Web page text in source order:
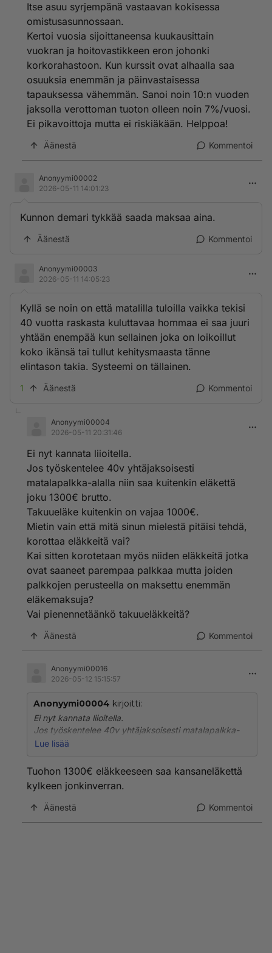
Itse asuu syrjempänä vastaavan kokisessa
omistusasunnossaan.
Kertoi vuosia sijoittaneensa kuukausittain
vuokran ja hoitovastikkeen eron johonki
korkorahastoon. Kun kurssit ovat alhaalla saa
osuuksia enemmän ja päinvastaisessa
tapauksessa vähemmän. Sanoi noin 10:n vuoden
jaksolla verottoman tuoton olleen noin 7%/vuosi.
Ei pikavoittoja mutta ei riskiäkään. Helppoa!
Äänestä Kommentoi
Anonyymi00002
2026-05-11 14:01:23
Kunnon demari tykkää saada maksaa aina.
Äänestä Kommentoi
Anonyymi00003
2026-05-11 14:05:23
Kyllä se noin on että matalilla tuloilla vaikka tekisi
40 vuotta raskasta kuluttavaa hommaa ei saa juuri
yhtään enempää kun sellainen joka on loikoillut
koko ikänsä tai tullut kehitysmaasta tänne
elintason takia. Systeemi on tällainen.
1 Äänestä Kommentoi
Anonyymi00004
2026-05-11 20:31:46
Ei nyt kannata liioitella.
Jos työskentelee 40v yhtäjaksoisesti
matalapalkka-alalla niin saa kuitenkin eläkettä
joku 1300€ brutto.
Takuueläke kuitenkin on vajaa 1000€.
Mietin vain että mitä sinun mielestä pitäisi tehdä,
korottaa eläkkeitä vai?
Kai sitten korotetaan myös niiden eläkkeitä jotka
ovat saaneet parempaa palkkaa mutta joiden
palkkojen perusteella on maksettu enemmän
eläkemaksuja?
Vai pienennetäänkö takuueläkkeitä?
Äänestä Kommentoi
Anonyymi00016
2026-05-12 15:15:57
Anonyymi00004 kirjoitti:
Ei nyt kannata liioitella.
Jos työskentelee 40v yhtäjaksoisesti matalapalkka-
alalla niin saa kuitenkin eläkettä joku 1300€ brutto.
Mietin vain että mitä sinun mielestä pitäisi tehdä,
Kai sitten korotetaan myös niiden eläkkeitä jotka ovat
saaneet parempaa palkkaa mutta joiden palkkojen
perusteella on maksettu enemmän eläkemaksuja?
Lue lisää
Tuohon 1300€ eläkkeeseen saa kansaneläkettä
kylkeen jonkinverran.
Äänestä Kommentoi